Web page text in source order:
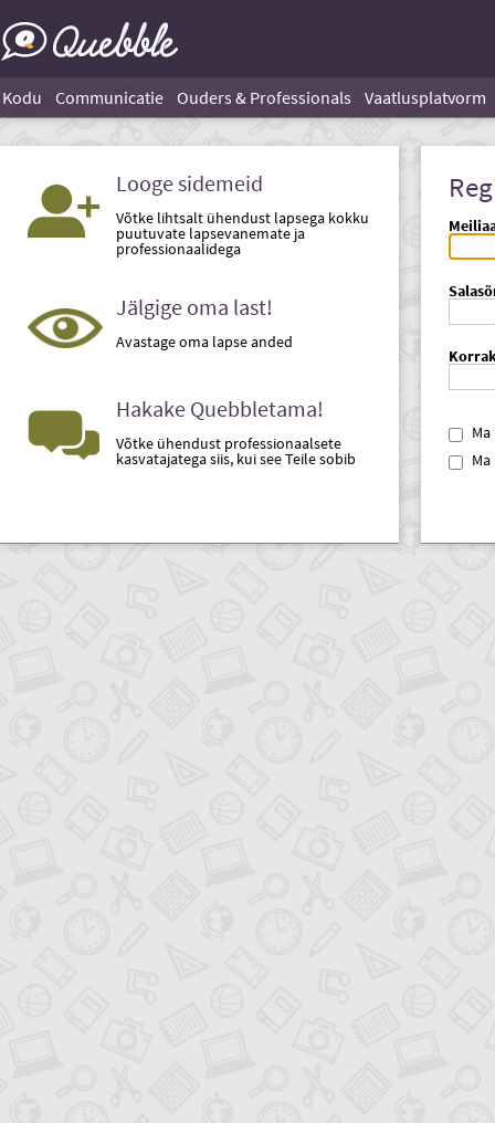
Kodu Communicatie Ouders & Professionals Vaatlusplatvorm
Looge sidemeid
Võtke lihtsalt ühendust lapsega kokku
puutuvate lapsevanemate ja
professionaalidega
Jälgige oma last!
Avastage oma lapse anded
Hakake Quebbletama!
Võtke ühendust professionaalsete
kasvatajatega siis, kui see Teile sobib